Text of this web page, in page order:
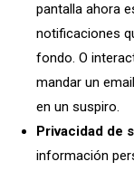
pantalla ahora
notificaciones
fondo. O
mandar un
en un suspiro.
Privacidad de
información